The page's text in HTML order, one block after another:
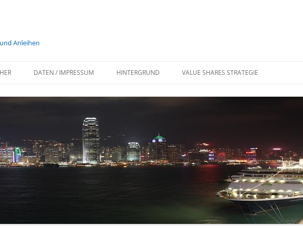
Anleihen
DATEN / IMPRESSUM HINTERGRUND VALUE SHARES STRATEGIE